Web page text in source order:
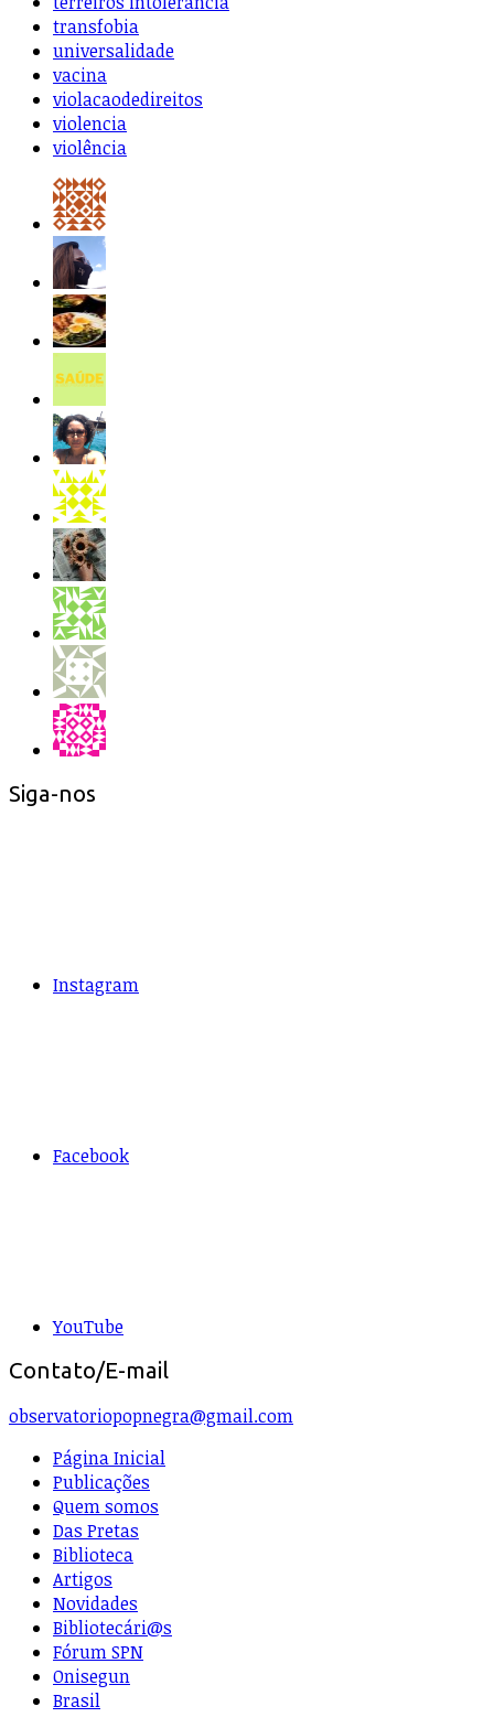
transfobia
universalidade
vacina
violacaodedireitos
violencia
violência
Siga-nos
Instagram
Facebook
YouTube
Contato/E-mail
observatoriopopnegra@gmail.com
Página Inicial
Publicações
Quem somos
Das Pretas
Biblioteca
Artigos
Novidades
Bibliotecári@s
Fórum SPN
Onisegun
Brasil